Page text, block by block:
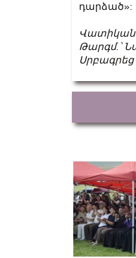
դարձած»:
Վատիկան
Թարգմ.՝